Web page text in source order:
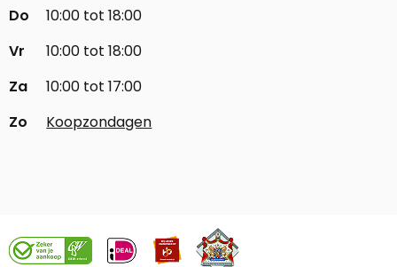
Do
10:00 tot 18:00
Vr
10:00 tot 18:00
Za
10:00 tot 17:00
Zo
Koopzondagen